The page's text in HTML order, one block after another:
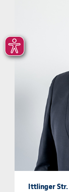
Ittlinger Str.